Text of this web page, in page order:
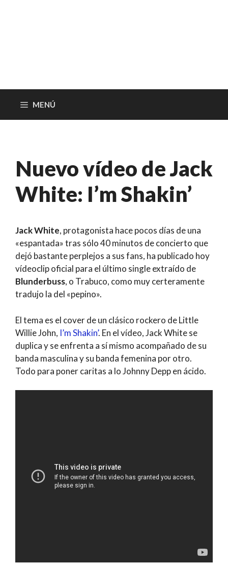
MENÚ
Nuevo vídeo de Jack
White: I’m Shakin’
Jack White, protagonista hace pocos días de una
«espantada» tras sólo 40 minutos de concierto que
dejó bastante perplejos a sus fans, ha publicado hoy
vídeoclip oficial para el último single extraído de
Blunderbuss, o Trabuco, como muy certeramente
tradujo la del «pepino».
El tema es el cover de un clásico rockero de Little
Willie John, I’m Shakin’. En el vídeo, Jack White se
duplica y se enfrenta a sí mismo acompañado de su
banda masculina y su banda femenina por otro.
Todo para poner caritas a lo Johnny Depp en ácido.